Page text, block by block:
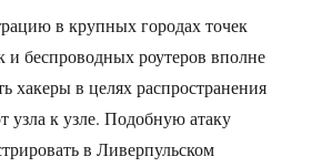
в крупных городах точек
и беспроводных роутеров вполне
хакеры в целях распространения
узла к узле. Подобную атаку
в Ливерпульском